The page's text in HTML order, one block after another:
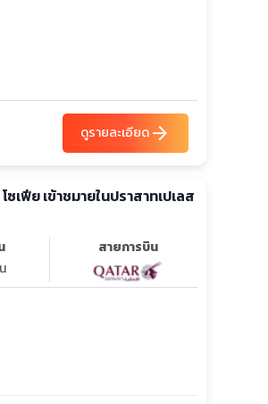
ดูรายละเอียดarrow_forward
เฟีย เข้าชมายในปราสาทเปเลส
สายการบิน